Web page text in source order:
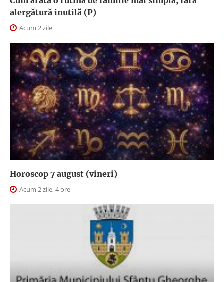
alergătură inutilă (P)
Acum 2 zile
Horoscop 7 august (vineri)
Acum 2 zile, 4 ore